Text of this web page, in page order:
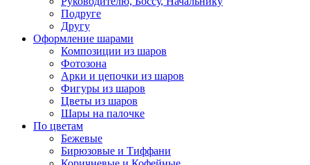
Подруге
Другу
Оформление шарами
Композиции из шаров
Фотозона
Арки и цепочки из шаров
Фигуры из шаров
Цветы из шаров
Шары на палочке
По цветам
Бежевые
Бирюзовые и Тиффани